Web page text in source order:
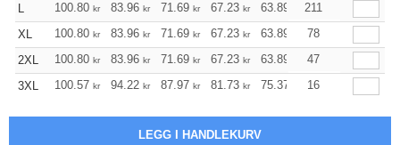
L
100.80 kr 83.96 kr 71.69 kr 67.23 kr 63.89 63.33
211
XL
100.80 kr 83.96 kr 71.69 kr 67.23 kr 63.89 63.33
78
2XL
100.80 kr 83.96 kr 71.69 kr 67.23 kr 63.89 63.33
47
3XL
100.57 kr 94.22 kr 87.97 kr 81.73 kr 75.37 72.25
16